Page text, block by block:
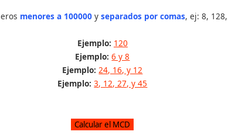
menores a 100000y separados por comas, ej: 8,
Ejemplo: 120
Ejemplo: 6 y 8
Ejemplo: 24, 16, y 12
Ejemplo: 3, 12, 27, y 45